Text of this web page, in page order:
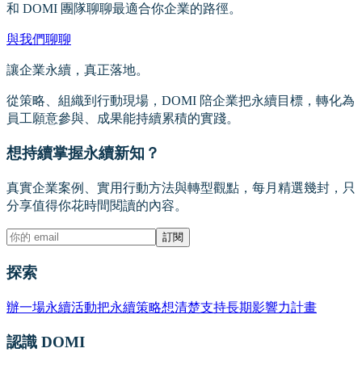
和 DOMI 團隊聊聊最適合你企業的路徑。
與我們聊聊
讓企業永續，真正落地。
從策略、組織到行動現場，DOMI 陪企業把永續目標，轉化為
員工願意參與、成果能持續累積的實踐。
想持續掌握永續新知？
真實企業案例、實用行動方法與轉型觀點，每月精選幾封，只
分享值得你花時間閱讀的內容。
訂閱
探索
辦一場永續活動把永續策略想清楚支持長期影響力計畫
認識 DOMI